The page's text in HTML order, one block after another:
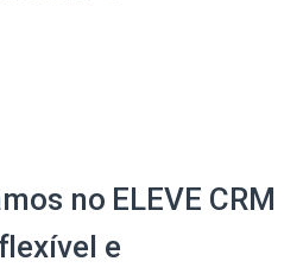
no ELEVE CRM
e